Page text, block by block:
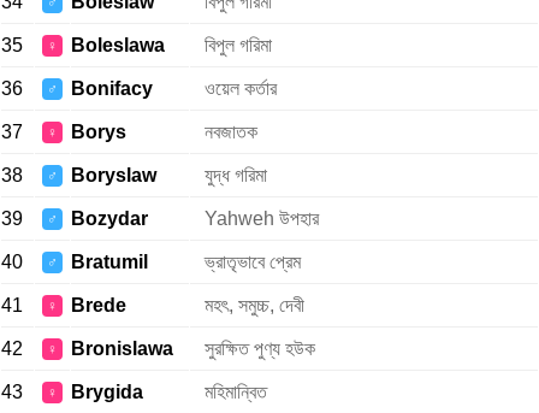
35 ♀ Boleslawa বিপুল গরিমা
36 ♂ Bonifacy ওয়েল কর্তার
37 ♀ Borys নবজাতক
38 ♂ Boryslaw যুদ্ধ গরিমা
39 ♂ Bozydar Yahweh উপহার
40 ♂ Bratumil ভ্রাতৃভাবে প্রেম
41 ♀ Brede মহৎ, সমুচ্চ, দেবী
42 ♀ Bronislawa সুরক্ষিত পুণ্য হউক
43 ♀ Brygida মহিমান্বিত